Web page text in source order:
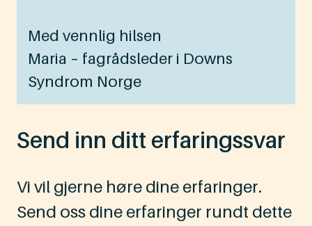
Med vennlig hilsen
Maria – fagrådsleder i Downs
Syndrom Norge
Send inn ditt erfaringssvar
Vi vil gjerne høre dine erfaringer.
Send oss dine erfaringer rundt dette